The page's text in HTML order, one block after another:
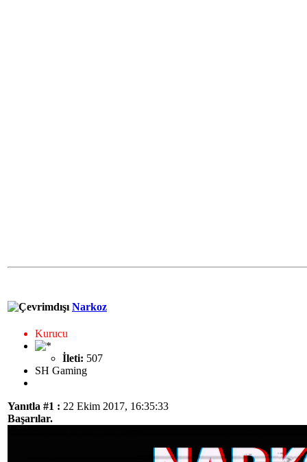
Narkoz
Kurucu
İleti: 507
SH Gaming
Yanıtla #1 : 22 Ekim 2017, 16:35:33
Başarılar.